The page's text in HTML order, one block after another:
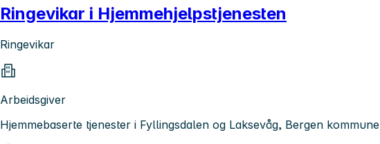
Ringevikar i Hjemmehjelpstjenesten
Ringevikar
Arbeidsgiver
Hjemmebaserte tjenester i Fyllingsdalen og Laksevåg, Bergen kommune